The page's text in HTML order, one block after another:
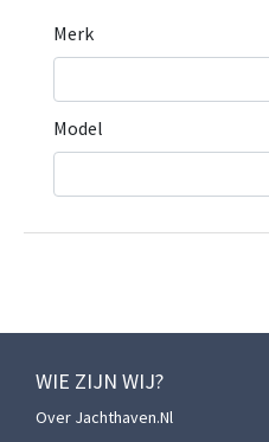
Merk
Model
WIE ZIJN WIJ?
Over Jachthaven.nl